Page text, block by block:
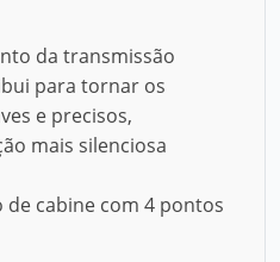
da transmissão
para tornar os
e precisos,
mais silenciosa
cabine com 4 pontos